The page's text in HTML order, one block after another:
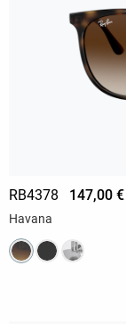
RB4378 147,00 €
Havana